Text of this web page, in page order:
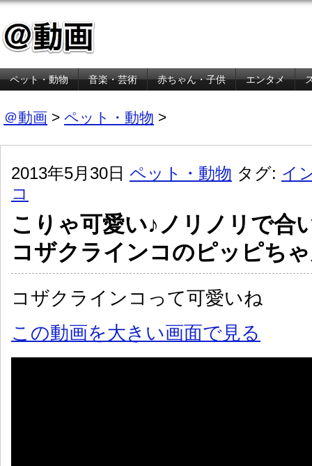
ペット・動物 音楽・芸術 赤ちゃん・子供 エンタメ
＠動画 > ペット・動物 >
2013年5月30日 ペット・動物 タグ: イ
コ
こりゃ可愛い♪ノリノリで合
コザクラインコのピッピち
コザクラインコって可愛いね
この動画を大きい画面で見る